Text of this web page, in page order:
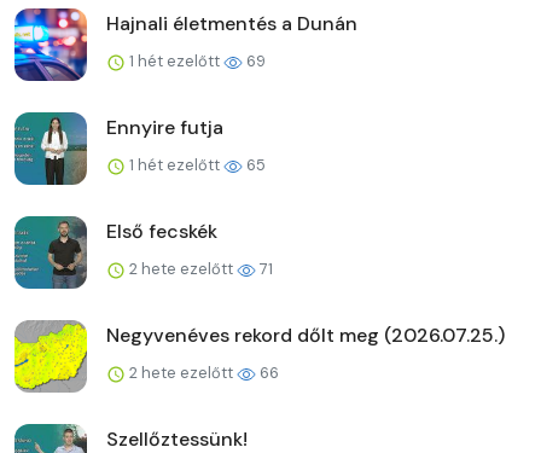
Hajnali életmentés a Dunán
1 hét ezelőtt 69
Ennyire futja
1 hét ezelőtt 65
Első fecskék
2 hete ezelőtt 71
Negyvenéves rekord dőlt meg (2026.07.25.)
2 hete ezelőtt 66
Szellőztessünk!